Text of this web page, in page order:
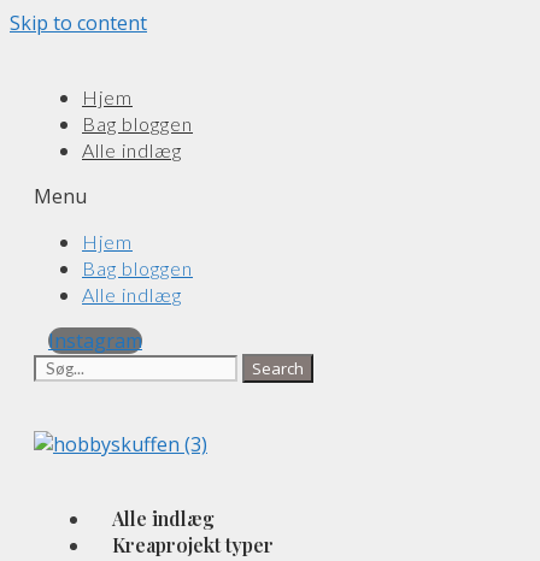
Skip to content
Hjem
Bag bloggen
Alle indlæg
Menu
Hjem
Bag bloggen
Alle indlæg
Instagram
Search
Alle indlæg
Kreaprojekt typer